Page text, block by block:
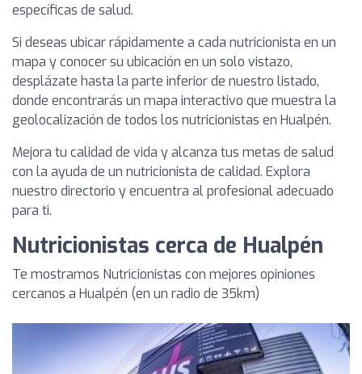
específicas de salud.
Si deseas ubicar rápidamente a cada nutricionista en un
mapa y conocer su ubicación en un solo vistazo,
desplázate hasta la parte inferior de nuestro listado,
donde encontrarás un mapa interactivo que muestra la
geolocalización de todos los nutricionistas en Hualpén.
Mejora tu calidad de vida y alcanza tus metas de salud
con la ayuda de un nutricionista de calidad. Explora
nuestro directorio y encuentra al profesional adecuado
para ti.
Nutricionistas cerca de Hualpén
Te mostramos Nutricionistas con mejores opiniones
cercanos a Hualpén (en un radio de 35km)